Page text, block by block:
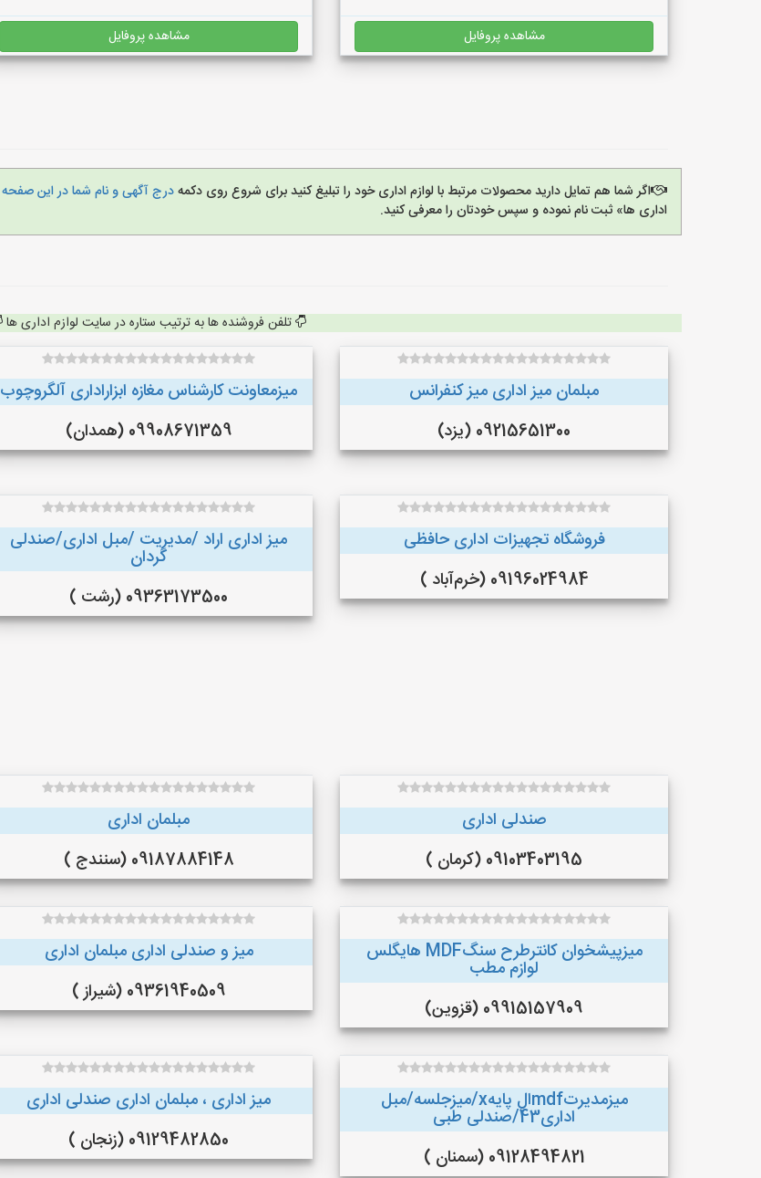
مشاهده پروفایل مشاهده پروفایل
اگر شما هم تمایل دارید محصولات مرتبط با لوازم اداری خود را تبلیغ کنید برای شروع روی دکمهدرج آگهی و نام شما در این صفحه
اداری ها» ثبت نام نموده و سپس خودتان را معرفی کنید.
تلفن فروشنده ها به ترتیب ستاره در سایت لوازم اداری ها
مبلمان میز اداری میز کنفرانس
09215651300 (یزد)
میزمعاونت کارشناس مغازه ابزاراداری آلگروچوب
09908671359 (همدان)
فروشگاه تجهیزات اداری حافظی
09196024984 (خرم‌آباد )
میز اداری اراد /مدیریت /مبل اداری/صندلی
گردان
09363173500 (رشت )
صندلی اداری
09103403195 (کرمان )
مبلمان اداری
09187884148 (سنندج )
میزپیشخوان کانترطرح سنگMDF هایگلس
لوازم مطب
09915157909 (قزوین)
میز و صندلی اداری مبلمان اداری
09361940509 (شیراز )
میزمدیرتmdfال پایهx/میزجلسه/مبل
اداری43/صندلی طبی
09128494821 (سمنان )
میز اداری ، مبلمان اداری صندلی اداری
09129482850 (زنجان )